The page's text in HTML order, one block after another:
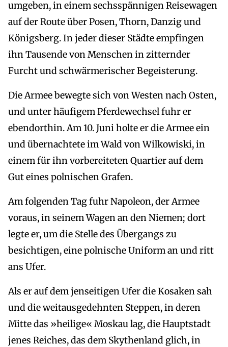
umgeben, in einem sechsspännigen Reisewagen
auf der Route über Posen, Thorn, Danzig und
Königsberg. In jeder dieser Städte empfingen
ihn Tausende von Menschen in zitternder
Furcht und schwärmerischer Begeisterung.
Die Armee bewegte sich von Westen nach Osten,
und unter häufigem Pferdewechsel fuhr er
ebendorthin. Am 10. Juni holte er die Armee ein
und übernachtete im Wald von Wilkowiski, in
einem für ihn vorbereiteten Quartier auf dem
Gut eines polnischen Grafen.
Am folgenden Tag fuhr Napoleon, der Armee
voraus, in seinem Wagen an den Niemen; dort
legte er, um die Stelle des Übergangs zu
besichtigen, eine polnische Uniform an und ritt
ans Ufer.
Als er auf dem jenseitigen Ufer die Kosaken sah
und die weitausgedehnten Steppen, in deren
Mitte das »heilige« Moskau lag, die Hauptstadt
jenes Reiches, das dem Skythenland glich, in